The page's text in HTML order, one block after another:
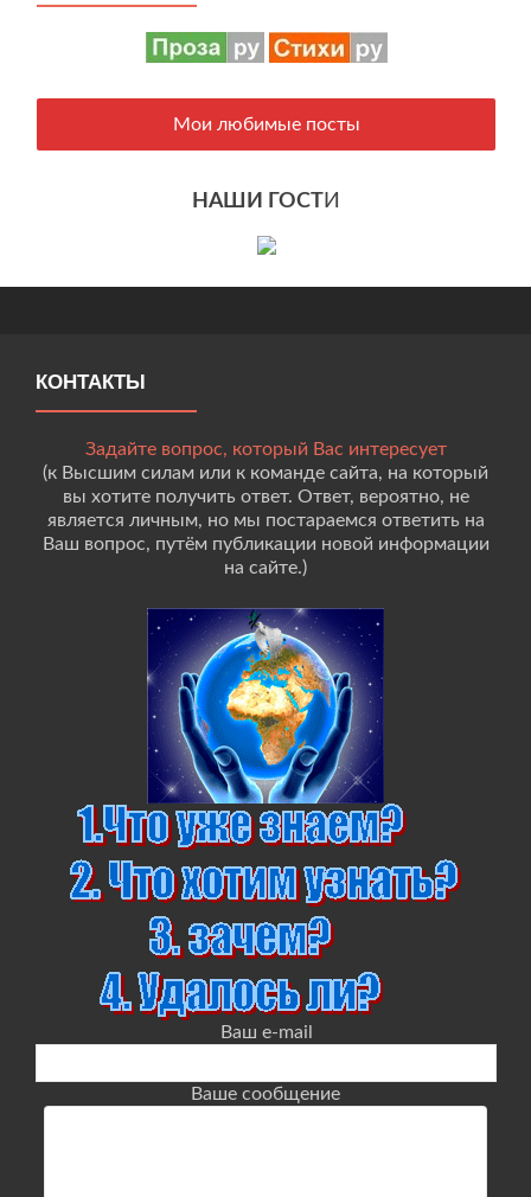
Мои любимые посты
НАШИ ГОСТИ
КОНТАКТЫ
Задайте вопрос, который Вас интересует
(к Высшим силам или к команде сайта, на который
вы хотите получить ответ. Ответ, вероятно, не
является личным, но мы постараемся ответить на
Ваш вопрос, путём публикации новой информации
на сайте.)
Ваш e-mail
Ваше сообщение